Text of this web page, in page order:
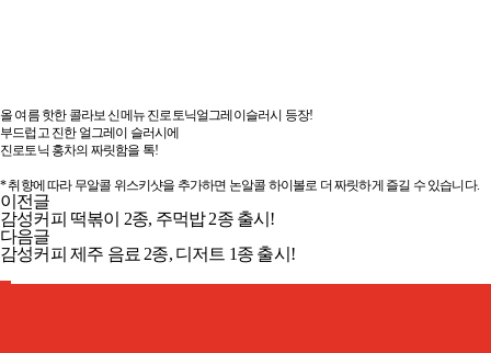
올 여름 핫한 콜라보 신메뉴 진로토닉얼그레이슬러시 등장!
부드럽고 진한 얼그레이 슬러시에
진로토닉 홍차의 짜릿함을 톡!
* 취향에 따라 무알콜 위스키샷을 추가하면 논알콜 하이볼로 더 짜릿하게 즐길 수 있습니다.
이전글
감성커피 떡볶이 2종, 주먹밥 2종 출시!
다음글
감성커피 제주 음료 2종, 디저트 1종 출시!